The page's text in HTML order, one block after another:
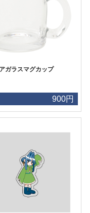
ガラスマグカップ
900円